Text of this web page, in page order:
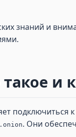
знаний и
и
.onion. Они